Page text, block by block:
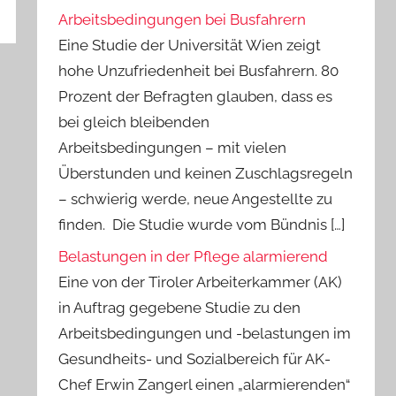
Arbeitsbedingungen bei Busfahrern
Eine Studie der Universität Wien zeigt
hohe Unzufriedenheit bei Busfahrern. 80
Prozent der Befragten glauben, dass es
bei gleich bleibenden
Arbeitsbedingungen – mit vielen
Überstunden und keinen Zuschlagsregeln
– schwierig werde, neue Angestellte zu
finden. Die Studie wurde vom Bündnis […]
Belastungen in der Pflege alarmierend
Eine von der Tiroler Arbeiterkammer (AK)
in Auftrag gegebene Studie zu den
Arbeitsbedingungen und -belastungen im
Gesundheits- und Sozialbereich für AK-
Chef Erwin Zangerl einen „alarmierenden“